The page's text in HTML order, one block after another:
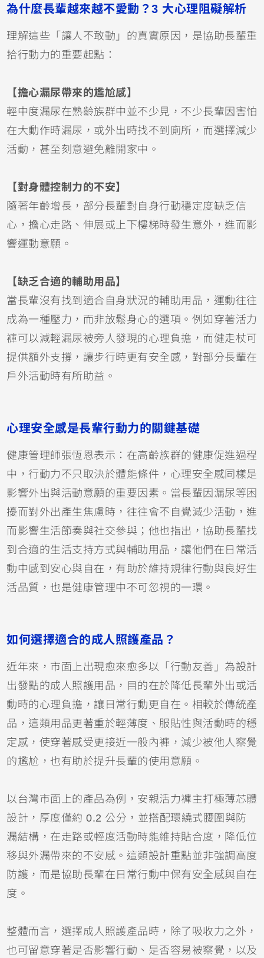
為什麼長輩越來越不愛動？3 大心理阻礙解析
理解這些「讓人不敢動」的真實原因，是協助長輩重
拾行動力的重要起點：
【擔心漏尿帶來的尷尬感】
輕中度漏尿在熟齡族群中並不少見，不少長輩因害怕
在大動作時漏尿，或外出時找不到廁所，而選擇減少
活動，甚至刻意避免離開家中。
【對身體控制力的不安】
隨著年齡增長，部分長輩對自身行動穩定度缺乏信
心，擔心走路、伸展或上下樓梯時發生意外，進而影
響運動意願。
【缺乏合適的輔助用品】
當長輩沒有找到適合自身狀況的輔助用品，運動往往
成為一種壓力，而非放鬆身心的選項。例如穿著活力
褲可以減輕漏尿被旁人發現的心理負擔，而健走杖可
提供額外支撐，讓步行時更有安全感，對部分長輩在
戶外活動時有所助益。
心理安全感是長輩行動力的關鍵基礎
健康管理師張恆恩表示：在高齡族群的健康促進過程
中，行動力不只取決於體能條件，心理安全感同樣是
影響外出與活動意願的重要因素。當長輩因漏尿等困
擾而對外出產生焦慮時，往往會不自覺減少活動，進
而影響生活節奏與社交參與；他也指出，協助長輩找
到合適的生活支持方式與輔助用品，讓他們在日常活
動中感到安心與自在，有助於維持規律行動與良好生
活品質，也是健康管理中不可忽視的一環。
如何選擇適合的成人照護產品？
近年來，市面上出現愈來愈多以「行動友善」為設計
出發點的成人照護用品，目的在於降低長輩外出或活
動時的心理負擔，讓日常行動更自在。相較於傳統產
品，這類用品更著重於輕薄度、服貼性與活動時的穩
定感，使穿著感受更接近一般內褲，減少被他人察覺
的尷尬，也有助於提升長輩的使用意願。
以台灣市面上的產品為例，安親活力褲主打極薄芯體
設計，厚度僅約 0.2 公分，並搭配環繞式腰圍與防
漏結構，在走路或輕度活動時能維持貼合度，降低位
移與外漏帶來的不安感。這類設計重點並非強調高度
防護，而是協助長輩在日常行動中保有安全感與自在
度。
整體而言，選擇成人照護產品時，除了吸收力之外，
也可留意穿著是否影響行動、是否容易被察覺，以及